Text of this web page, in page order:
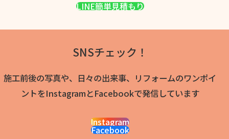
LINE簡単見積もり
SNSチェック！
施工前後の写真や、日々の出来事、リフォームのワンポイ
ントをInstagramとFacebookで発信しています
Instagram
Facebook